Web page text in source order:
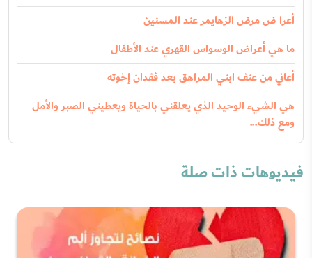
أعرا ض مرض الزهايمر عند المسنين
ما هي أعراض الوسواس القهري عند الأطفال
أعاني من عنف ابني المراهق بعد فقدان إخوته
هي الشيء الوحيد الذي يعلقني بالحياة ويعطيني الصبر والأمل
ومع ذلك...
فيديوهات ذات صلة